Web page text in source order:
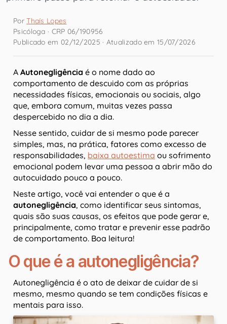
PorThaís Lopes
Psicóloga · CRP 06/190956
Publicado em 02/12/2025 · Atualizado em 15/07/2026
A Autonegligência é o nome dado ao
comportamento de descuido com as próprias
necessidades físicas, emocionais ou sociais, algo
que, embora comum, muitas vezes passa
despercebido no dia a dia.
Nesse sentido, cuidar de si mesmo pode parecer
simples, mas, na prática, fatores como excesso de
responsabilidades, baixa autoestima ou sofrimento
emocional podem levar uma pessoa a abrir mão do
autocuidado pouco a pouco.
Neste artigo, você vai entender o que é a
autonegligência, como identificar seus sintomas,
quais são suas causas, os efeitos que pode gerar e,
principalmente, como tratar e prevenir esse padrão
de comportamento. Boa leitura!
O que é a autonegligência?
Autonegligência é o ato de deixar de cuidar de si
mesmo, mesmo quando se tem condições físicas e
mentais para isso.